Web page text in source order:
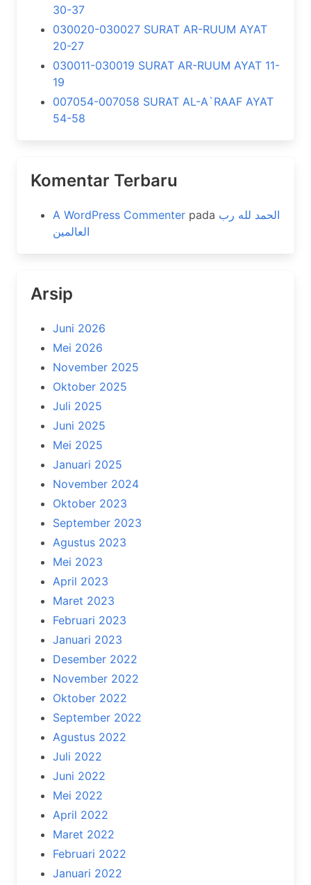
30-37
030020-030027 SURAT AR-RUUM AYAT
20-27
030011-030019 SURAT AR-RUUM AYAT 11-
19
007054-007058 SURAT AL-A`RAAF AYAT
54-58
Komentar Terbaru
A WordPress Commenter pada الحمد لله رب
العالمين
Arsip
Juni 2026
Mei 2026
November 2025
Oktober 2025
Juli 2025
Juni 2025
Mei 2025
Januari 2025
November 2024
Oktober 2023
September 2023
Agustus 2023
Mei 2023
April 2023
Maret 2023
Februari 2023
Januari 2023
Desember 2022
November 2022
Oktober 2022
September 2022
Agustus 2022
Juli 2022
Juni 2022
Mei 2022
April 2022
Maret 2022
Februari 2022
Januari 2022